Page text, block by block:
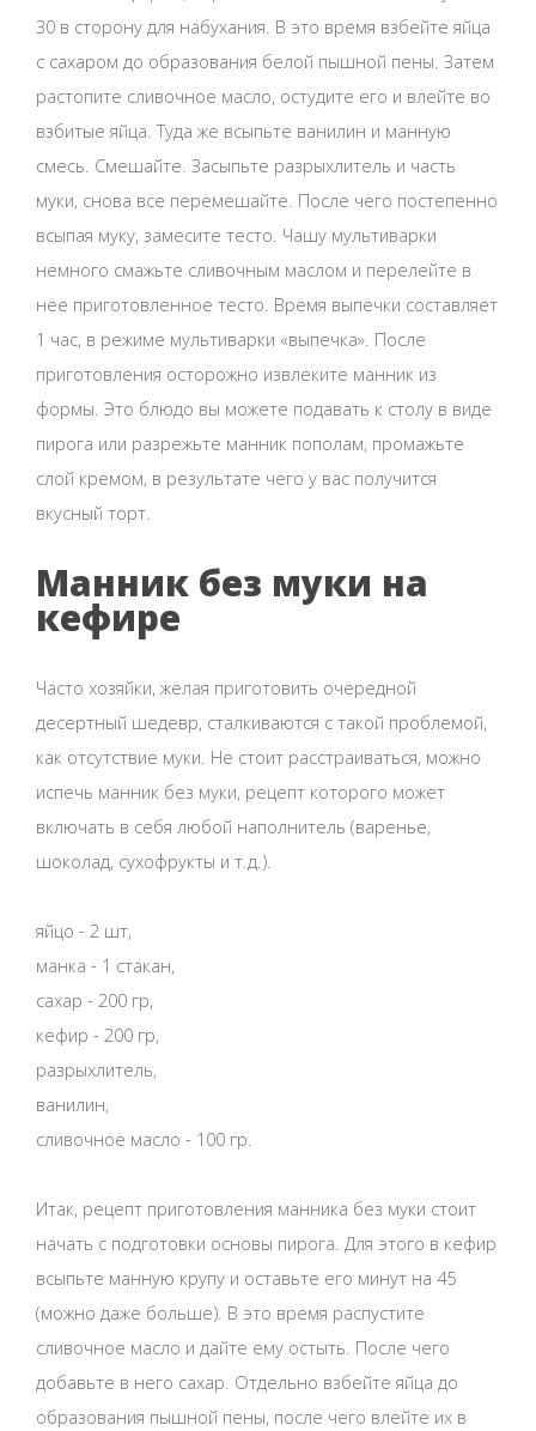
30 в сторону для набухания. В это время взбейте яйца
с сахаром до образования белой пышной пены. Затем
растопите сливочное масло, остудите его и влейте во
взбитые яйца. Туда же всыпьте ванилин и манную
смесь. Смешайте. Засыпьте разрыхлитель и часть
муки, снова все перемешайте. После чего постепенно
всыпая муку, замесите тесто. Чашу мультиварки
немного смажьте сливочным маслом и перелейте в
нее приготовленное тесто. Время выпечки составляет
1 час, в режиме мультиварки «выпечка». После
приготовления осторожно извлеките манник из
формы. Это блюдо вы можете подавать к столу в виде
пирога или разрежьте манник пополам, промажьте
слой кремом, в результате чего у вас получится
вкусный торт.
Манник без муки на
кефире
Часто хозяйки, желая приготовить очередной
десертный шедевр, сталкиваются с такой проблемой,
как отсутствие муки. Не стоит расстраиваться, можно
испечь манник без муки, рецепт которого может
включать в себя любой наполнитель (варенье,
шоколад, сухофрукты и т.д.).
яйцо - 2 шт,
манка - 1 стакан,
сахар - 200 гр,
кефир - 200 гр,
разрыхлитель,
ванилин,
сливочное масло - 100 гр.
Итак, рецепт приготовления манника без муки стоит
начать с подготовки основы пирога. Для этого в кефир
всыпьте манную крупу и оставьте его минут на 45
(можно даже больше). В это время распустите
сливочное масло и дайте ему остыть. После чего
добавьте в него сахар. Отдельно взбейте яйца до
образования пышной пены, после чего влейте их в